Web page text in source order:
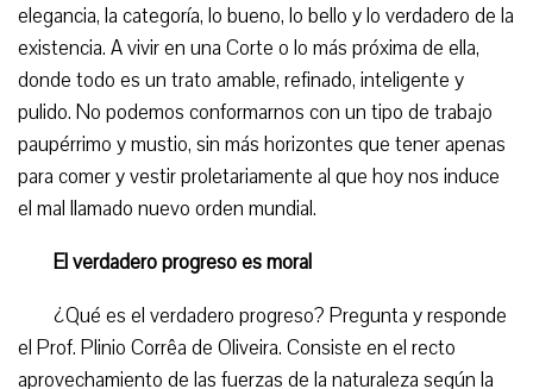
elegancia, la categoría, lo bueno, lo bello y lo verdadero de la
existencia. A vivir en una Corte o lo más próxima de ella,
donde todo es un trato amable, refinado, inteligente y
pulido. No podemos conformarnos con un tipo de trabajo
paupérrimo y mustio, sin más horizontes que tener apenas
para comer y vestir proletariamente al que hoy nos induce
el mal llamado nuevo orden mundial.
El verdadero progreso es moral
¿Qué es el verdadero progreso? Pregunta y responde
el Prof. Plinio Corrêa de Oliveira. Consiste en el recto
aprovechamiento de las fuerzas de la naturaleza según la